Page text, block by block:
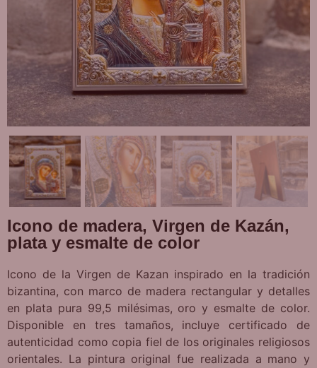
Icono de madera, Virgen de Kazán,
plata y esmalte de color
Icono de la Virgen de Kazan inspirado en la tradición
bizantina, con marco de madera rectangular y detalles
en plata pura 99,5 milésimas, oro y esmalte de color.
Disponible en tres tamaños, incluye certificado de
autenticidad como copia fiel de los originales religiosos
orientales. La pintura original fue realizada a mano y